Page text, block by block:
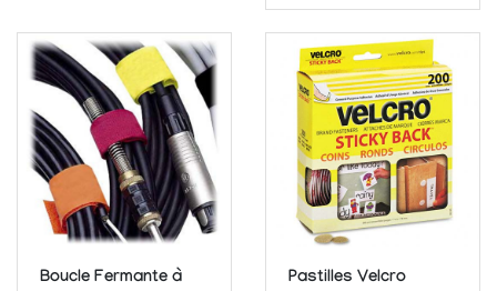
est fournie pour la
maintenir en place. Le
CableHangers® est
facilement détachable
et rattachable, ainsi
ajouter,...
d'organiser les
câbles. Cet outil
accepte jusqu'à 24
câbles et sert à les
aligner parfaitement
sans risque de
frottement qui
risquerait de...
Boucle Fermante à
Pastilles Velcro